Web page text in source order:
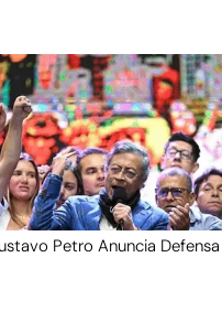
Petro Anuncia